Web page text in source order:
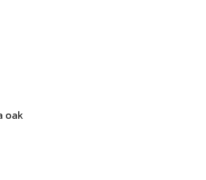
oak